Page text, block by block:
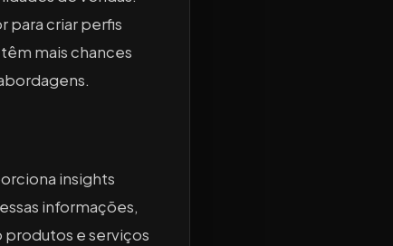
para criar perfis
mais chances
insights
informações,
e serviços